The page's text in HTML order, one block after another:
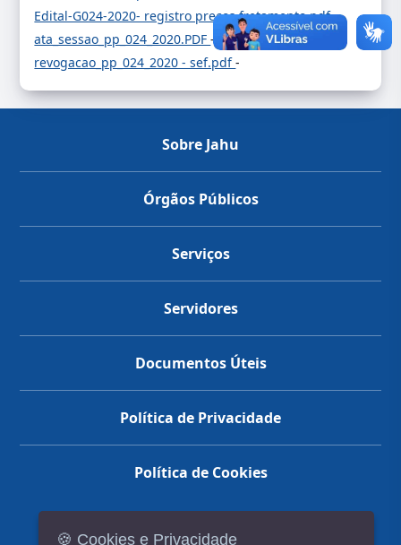
Edital-G024-2020- registro preços fretamento.pdf-
ata_sessao_pp_024_2020.PDF-
revogacao_pp_024_2020 - sef.pdf-
Sobre Jahu
Órgãos Públicos
Serviços
Servidores
Documentos Úteis
Política de Privacidade
Política de Cookies
🍪 Cookies e Privacidade